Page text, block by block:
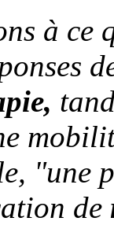
à ce
"une
de